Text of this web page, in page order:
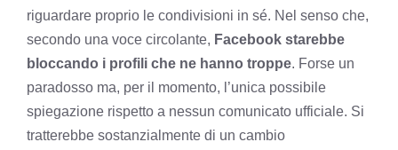
riguardare proprio le condivisioni in sé. Nel senso che,
secondo una voce circolante, Facebook starebbe
bloccando i profili che ne hanno troppe. Forse un
paradosso ma, per il momento, l’unica possibile
spiegazione rispetto a nessun comunicato ufficiale. Si
tratterebbe sostanzialmente di un cambio